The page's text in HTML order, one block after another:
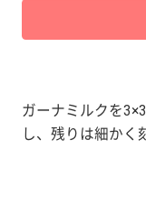
ガーナミルクを
し、残りは細かく